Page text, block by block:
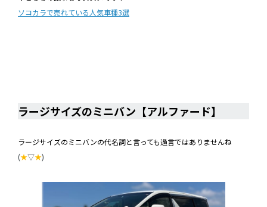
ソコカラで売れている人気車種3選
ラージサイズのミニバン【アルファード】
ラージサイズのミニバンの代名詞と言っても過言ではありませんね
(★▽★)